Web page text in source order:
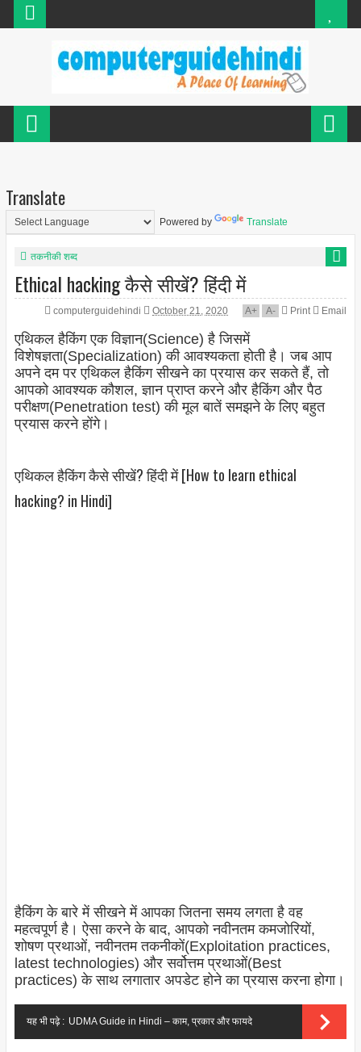
Translate
Powered by Translate
तकनीकी शब्द
Ethical hacking कैसे सीखें? हिंदी में
computerguidehindi October 21, 2020 A+ A- Print Email
एथिकल हैकिंग एक विज्ञान(Science) है जिसमें
विशेषज्ञता(Specialization) की आवश्यकता होती है। जब आप
अपने दम पर एथिकल हैकिंग सीखने का प्रयास कर सकते हैं, तो
आपको आवश्यक कौशल, ज्ञान प्राप्त करने और हैकिंग और पैठ
परीक्षण(Penetration test) की मूल बातें समझने के लिए बहुत
प्रयास करने होंगे।
एथिकल हैकिंग कैसे सीखें? हिंदी में [How to learn ethical
hacking? in Hindi]
हैकिंग के बारे में सीखने में आपका जितना समय लगता है वह
महत्वपूर्ण है। ऐसा करने के बाद, आपको नवीनतम कमजोरियों,
शोषण प्रथाओं, नवीनतम तकनीकों(Exploitation practices,
latest technologies) और सर्वोत्तम प्रथाओं(Best
practices) के साथ लगातार अपडेट होने का प्रयास करना होगा।
यह भी पढ़े : UDMA Guide in Hindi – काम, प्रकार और फायदे